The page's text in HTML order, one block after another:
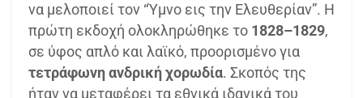
να μελοποιεί τον “Ύμνο εις την Ελευθερίαν”. Η
πρώτη εκδοχή ολοκληρώθηκε το 1828–1829,
σε ύφος απλό και λαϊκό, προορισμένο για
τετράφωνη ανδρική χορωδία. Σκοπός της
ήταν να μεταφέρει τα εθνικά ιδανικά του